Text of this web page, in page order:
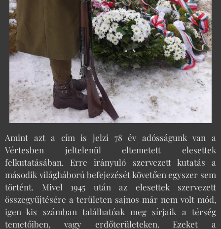
Amint azt a cím is jelzi 78 év adósságunk van a
Vértesben jeltelenül eltemetett elesettek
felkutatásában. Erre irányuló szervezett kutatás a
második világháború befejezését követően egyszer sem
történt. Mivel 1945 után az elesettek szervezett
összegyűjtésére a területen sajnos már nem volt mód,
igen kis számban találhatóak meg sírjaik a térség
temetőiben, vagy erdőterületeken. Ezeket a